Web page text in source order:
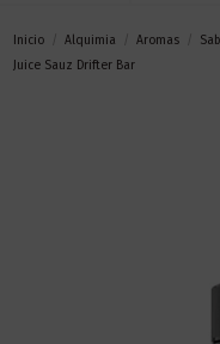
Inicio Alquimia Aromas
Juice Sauz Drifter Bar